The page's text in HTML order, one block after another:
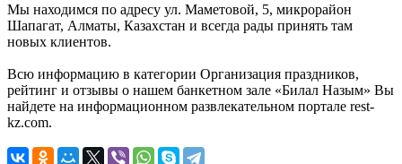
Мы находимся по адресу ул. Маметовой, 5, микрорайон
Шапагат, Алматы, Казахстан и всегда рады принять там
новых клиентов.
Всю информацию в категории Организация праздников,
рейтинг и отзывы о нашем банкетном зале «Билал Назым» Вы
найдете на информационном развлекательном портале rest-
kz.com.